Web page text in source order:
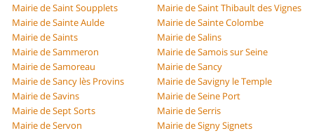
Mairie de Saint Soupplets
Mairie de Saint Thibault des Vignes
Mairie de Sainte Aulde
Mairie de Sainte Colombe
Mairie de Saints
Mairie de Salins
Mairie de Sammeron
Mairie de Samois sur Seine
Mairie de Samoreau
Mairie de Sancy
Mairie de Sancy lès Provins
Mairie de Savigny le Temple
Mairie de Savins
Mairie de Seine Port
Mairie de Sept Sorts
Mairie de Serris
Mairie de Servon
Mairie de Signy Signets